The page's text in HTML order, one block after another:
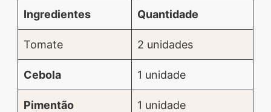
Ingredientes Quantidade
Tomate 2 unidades
Cebola 1 unidade
Pimentão 1 unidade